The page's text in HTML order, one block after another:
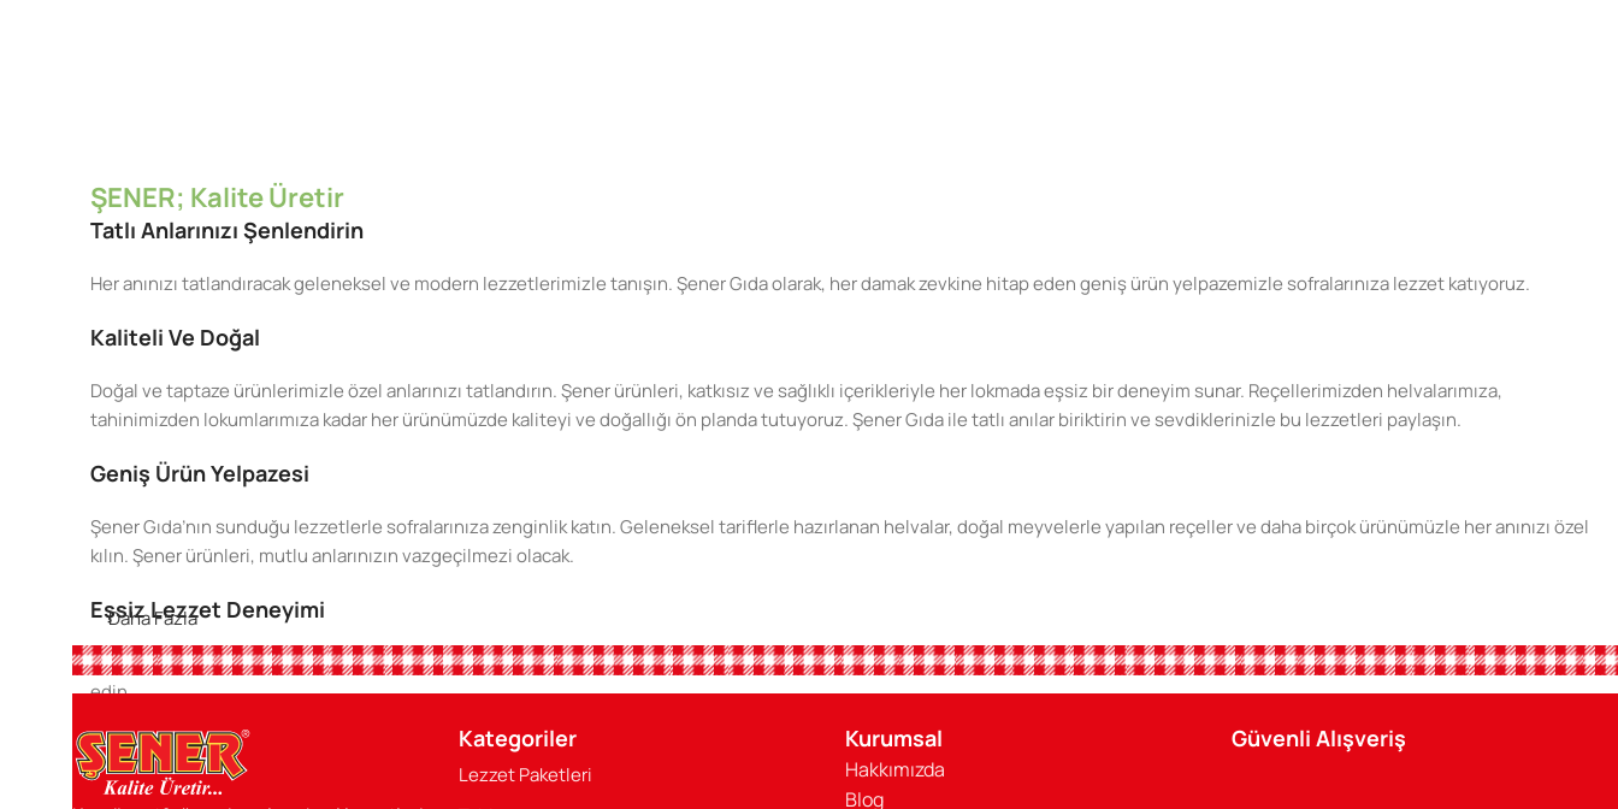
ŞENER; Kalite Üretir
Tatlı Anlarınızı Şenlendirin
Her anınızı tatlandıracak geleneksel ve modern lezzetlerimizle tanışın. Şener Gıda olarak, her damak zevkine hitap eden geniş ürün yelpazemizle sofralarınıza lezzet katıyoruz.
Kaliteli Ve Doğal
Doğal ve taptaze ürünlerimizle özel anlarınızı tatlandırın. Şener ürünleri, katkısız ve sağlıklı içerikleriyle her lokmada eşsiz bir deneyim sunar. Reçellerimizden helvalarımıza,
tahinimizden lokumlarımıza kadar her ürünümüzde kaliteyi ve doğallığı ön planda tutuyoruz. Şener Gıda ile tatlı anılar biriktirin ve sevdiklerinizle bu lezzetleri paylaşın.
Geniş Ürün Yelpazesi
Şener Gıda’nın sunduğu lezzetlerle sofralarınıza zenginlik katın. Geleneksel tariflerle hazırlanan helvalar, doğal meyvelerle yapılan reçeller ve daha birçok ürünümüzle her anınızı özel
kılın. Şener ürünleri, mutlu anlarınızın vazgeçilmezi olacak.
Eşsiz Lezzet Deneyimi
Şener Gıda ile her lokmada doğanın en saf tatlarını keşfedin. Katkısız, doğal ve sağlıklı ürünlerimizle sevdiklerinize en iyisini sunun. Tatlı anılar biriktirmek için Şener ürünlerini tercih
edin.
Sofranızın Baş Tacı
Şener ürünleri, her öğününüzü şenlendirecek, özel anlarınızı daha da tatlandıracak. Sağlıklı beslenmenin ve doğal tatların keyfini çıkarın. Şener Gıda, her zaman yanınızda.
Daha Fazla
Kategoriler
Lezzet Paketleri
Kurumsal
Hakkımızda
Blog
Güvenli Alışveriş